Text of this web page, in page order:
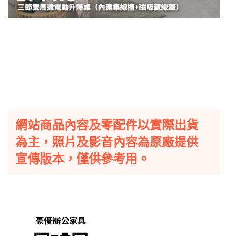
網站商品內容及零配件以實際出貨
為主，照片及影音內容為原廠提供
宣傳版本，僅供參考用。